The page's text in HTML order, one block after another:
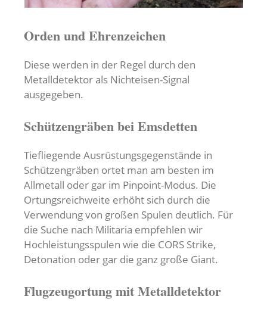
Orden und Ehrenzeichen
Diese werden in der Regel durch den
Metalldetektor als Nichteisen-Signal
ausgegeben.
Schützengräben bei Emsdetten
Tiefliegende Ausrüstungsgegenstände in
Schützengräben ortet man am besten im
Allmetall oder gar im Pinpoint-Modus. Die
Ortungsreichweite erhöht sich durch die
Verwendung von großen Spulen deutlich. Für
die Suche nach Militaria empfehlen wir
Hochleistungsspulen wie die CORS Strike,
Detonation oder gar die ganz große Giant.
Flugzeugortung mit Metalldetektor